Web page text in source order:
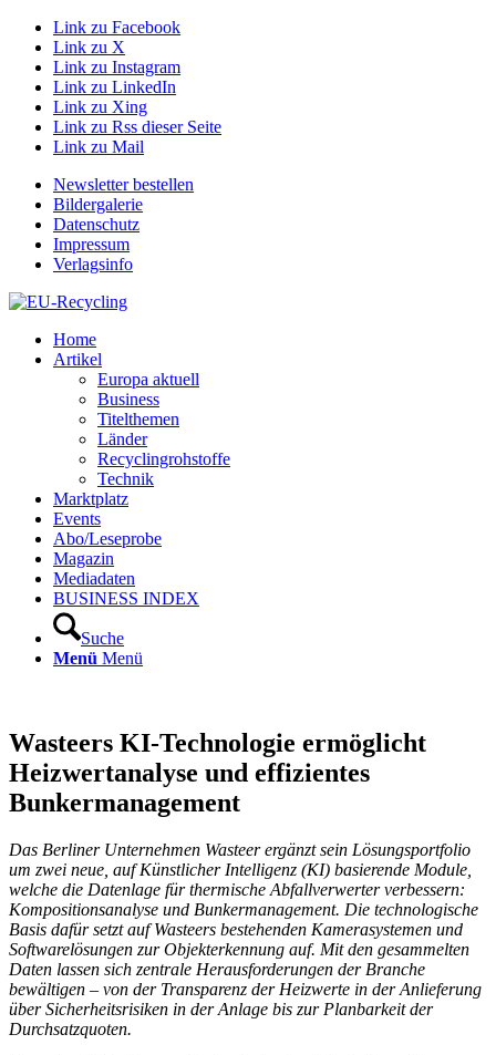
Link zu Facebook
Link zu X
Link zu Instagram
Link zu LinkedIn
Link zu Xing
Link zu Rss dieser Seite
Link zu Mail
Newsletter bestellen
Bildergalerie
Datenschutz
Impressum
Verlagsinfo
Home
Artikel
Europa aktuell
Business
Titelthemen
Länder
Recyclingrohstoffe
Technik
Marktplatz
Events
Abo/Leseprobe
Magazin
Mediadaten
BUSINESS INDEX
Suche
Menü Menü
Wasteers KI-Technologie ermöglicht
Heizwertanalyse und effizientes
Bunkermanagement
Das Berliner Unternehmen Wasteer ergänzt sein Lösungsportfolio
um zwei neue, auf Künstlicher Intelligenz (KI) basierende Module,
welche die Datenlage für thermische Abfallverwerter verbessern:
Kompositionsanalyse und Bunkermanagement. Die technologische
Basis dafür setzt auf Wasteers bestehenden Kamerasystemen und
Softwarelösungen zur Objekterkennung auf. Mit den gesammelten
Daten lassen sich zentrale Herausforderungen der Branche
bewältigen – von der Transparenz der Heizwerte in der Anlieferung
über Sicherheitsrisiken in der Anlage bis zur Planbarkeit der
Durchsatzquoten.